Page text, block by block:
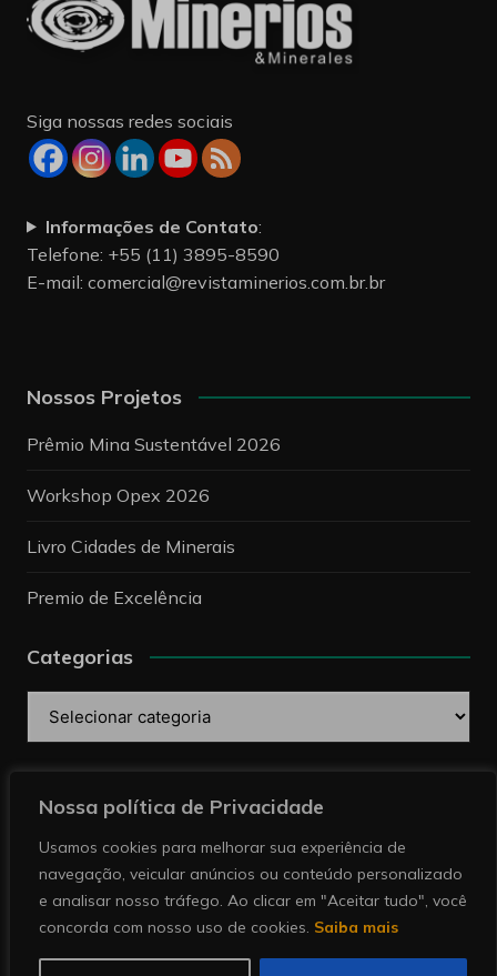
Nossa política de Privacidade
Usamos cookies para melhorar sua experiência de
navegação, veicular anúncios ou conteúdo personalizado
e analisar nosso tráfego. Ao clicar em "Aceitar tudo", você
concorda com nosso uso de cookies. Saiba mais
Siga nossas redes sociais
Informações de Contato:
Telefone: +55 (11) 3895-8590
E-mail: comercial@revistaminerios.com.br.br
Nossos Projetos
Prêmio Mina Sustentável 2026
Workshop Opex 2026
Livro Cidades de Minerais
Premio de Excelência
Categorias